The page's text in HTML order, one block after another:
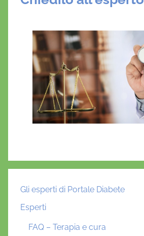
Gli esperti di Portale Diabete
Esperti
FAQ – Terapia e cura